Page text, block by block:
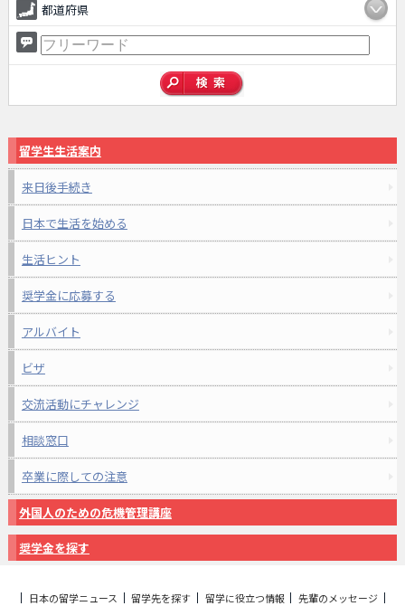
都道府県
留学生生活案内
来日後手続き
日本で生活を始める
生活ヒント
奨学金に応募する
アルバイト
ビザ
交流活動にチャレンジ
相談窓口
卒業に際しての注意
外国人のための危機管理講座
奨学金を探す
日本の留学ニュース 留学先を探す 留学に役立つ情報
先輩のメッセージ